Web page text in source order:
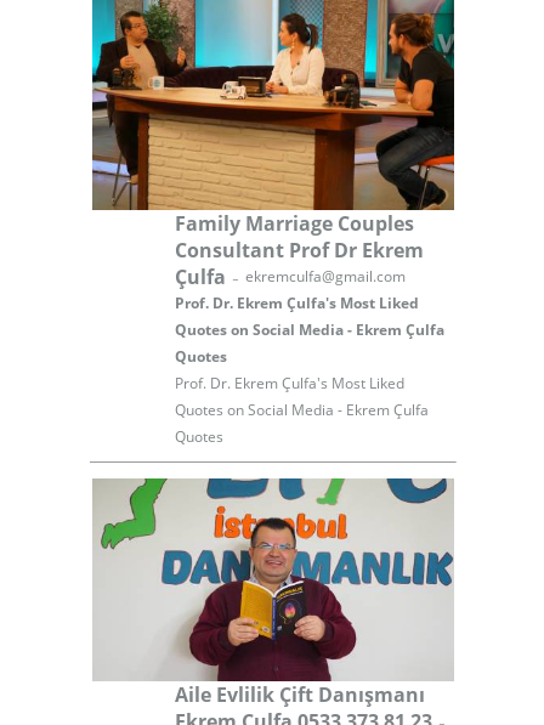
Family Marriage Couples
Consultant Prof Dr Ekrem
Çulfa - ekremculfa@gmail.com
Prof. Dr. Ekrem Çulfa's Most Liked
Quotes on Social Media - Ekrem Çulfa
Quotes
Prof. Dr. Ekrem Çulfa's Most Liked
Quotes on Social Media - Ekrem Çulfa
Quotes
Aile Evlilik Çift Danışmanı